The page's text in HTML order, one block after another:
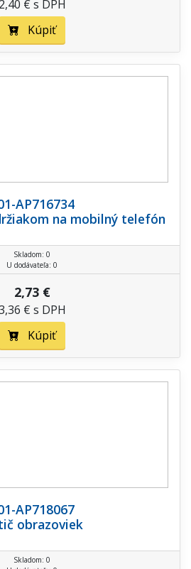
2,40 € s DPH
Kúpiť
AP716734
na mobilný telefón
Skladom: 0
U dodávateľa: 0
2,73 €
€ s DPH
Kúpiť
AP718067
obrazoviek
Skladom: 0